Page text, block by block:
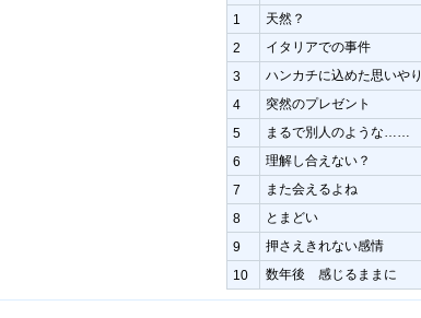
1 天然？
2 イタリアでの事件
3
ハンカチに込めた思いやり
4
突然のプレゼント
5
まるで別人のような……
6
理解し合えない？
7
また会えるよね
8 とまどい
9 押さえきれない感情
10 数年後 感じるままに